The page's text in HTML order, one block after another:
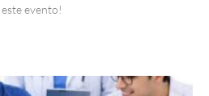
evento!